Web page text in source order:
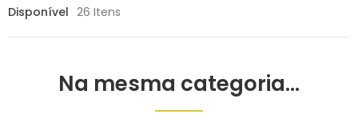
Disponível 26 Itens
Na mesma categoria...